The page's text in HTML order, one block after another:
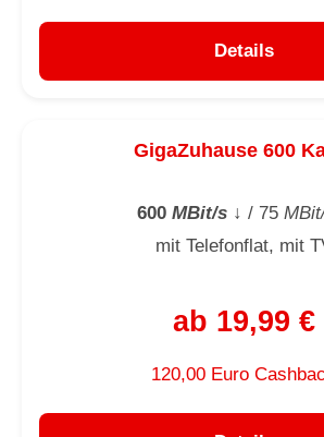
Details
GigaZuhause 600
600MBit/s↓ / 75
mit Telefonflat, mit
ab 19,99 €
120,00 Euro